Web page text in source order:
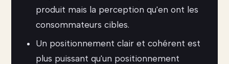
produit mais la perception qu'en ont les
consommateurs cibles.
Un positionnement clair et cohérent est
plus puissant qu'un positionnement